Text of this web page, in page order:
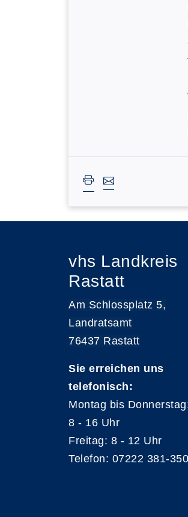
vhs Landkreis
Rastatt
Am Schlossplatz 5,
Landratsamt
76437 Rastatt
Sie erreichen uns
telefonisch:
Montag bis
8 - 16 Uhr
Freitag: 8 - 12 Uhr
Telefon: 07222 381-